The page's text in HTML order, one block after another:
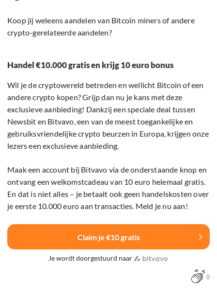
Koop jij weleens aandelen van Bitcoin miners of andere
crypto-gerelateerde aandelen?
Handel €10.000 gratis en krijg 10 euro bonus
Wil je de cryptowereld betreden en wellicht Bitcoin of een
andere crypto kopen? Grijp dan nu je kans met deze
exclusieve aanbieding! Dankzij een speciale deal tussen
Newsbit en Bitvavo, een van de meest toegankelijke en
gebruiksvriendelijke crypto beurzen in Europa, krijgen onze
lezers een exclusieve aanbieding.
Maak een account bij Bitvavo via de onderstaande knop en
ontvang een welkomstcadeau van 10 euro helemaal gratis.
En dat is niet alles – je betaalt ook geen handelskosten over
je eerste 10.000 euro aan transacties. Meld je nu aan!
Claim je €10 gratis
Je wordt doorgestuurd naar
0